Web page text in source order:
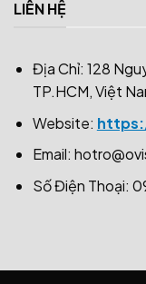
LIÊN HỆ
Địa Chỉ: 128
TP.HCM, Việt
Website:
Email:
Số Điện Thoại: